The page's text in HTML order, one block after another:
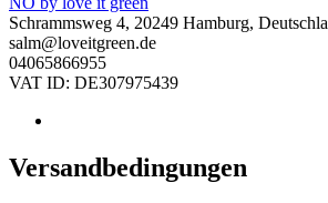
Schrammsweg 4, 20249 Hamburg,
salm@loveitgreen.de
04065866955
VAT ID: DE307975439
Versandbedingungen